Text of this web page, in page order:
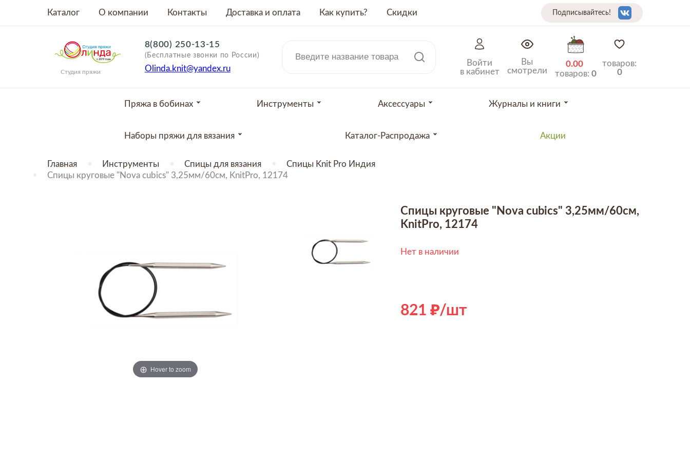
Каталог О компании Контакты Доставка и оплата Как купить? Скидки Подписывайтесь!
Студия пряжи
8(800) 250-13-15
(Бесплатные звонки по России)
Olinda.knit@yandex.ru
Войти
в кабинет
Вы
смотрели
0.00
товаров: 0
товаров:
0
Пряжа в бобинах Инструменты Аксессуары Журналы и книги
Наборы пряжи для вязания Каталог-Распродажа Акции
Главная Инструменты Спицы для вязания
Спицы Knit Pro Индия
Спицы круговые "Nova cubics" 3,25мм/60см, KnitPro, 12174
Hover to zoom
Спицы круговые "Nova cubics" 3,25мм/60см,
KnitPro, 12174
Нет в наличии
821 /шт